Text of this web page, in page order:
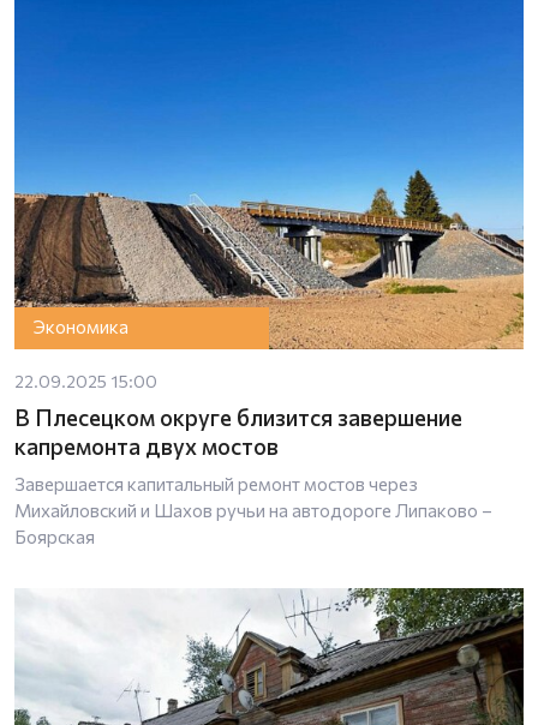
Экономика
22.09.2025 15:00
В Плесецком округе близится завершение
капремонта двух мостов
Завершается капитальный ремонт мостов через
Михайловский и Шахов ручьи на автодороге Липаково –
Боярская